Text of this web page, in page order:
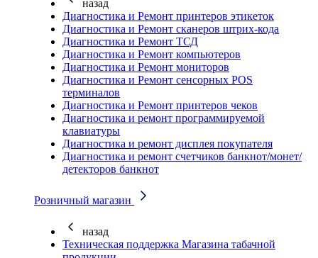
назад
Диагностика и Ремонт принтеров этикеток
Диагностика и Ремонт сканеров штрих-кода
Диагностика и Ремонт ТСД
Диагностика и Ремонт компьютеров
Диагностика и Ремонт мониторов
Диагностика и Ремонт сенсорных POS
терминалов
Диагностика и Ремонт принтеров чеков
Диагностика и ремонт программируемой
клавиатуры
Диагностика и ремонт дисплея покупателя
Диагностика и ремонт счетчиков банкнот/монет/
детекторов банкнот
Розничный магазин
назад
Техническая поддержка Магазина табачной